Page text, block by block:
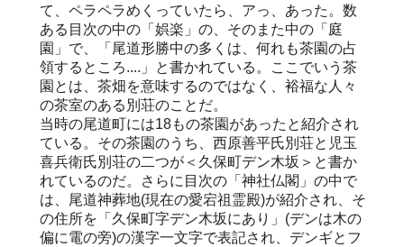
て、ペラペラめくっていたら、アっ、あった。数
ある目次の中の「娯楽」の、そのまた中の「庭
園」で、「尾道形勝中の多くは、何れも茶園の占
領するところ....」と書かれている。ここでいう茶
園とは、茶畑を意味するのではなく、裕福な人々
の茶室のある別荘のことだ。
当時の尾道町には18もの茶園があったと紹介され
ている。その茶園のうち、西原善平氏別荘と児玉
喜兵衛氏別荘の二つが＜久保町デン木坂＞と書か
れているのだ。さらに目次の「神社仏閣」の中で
は、尾道神葬地(現在の愛宕祖霊殿)が紹介され、そ
の住所を「久保町字デン木坂にあり」(デンは木の
偏に電の旁)の漢字一文字で表記され、デンギとフ